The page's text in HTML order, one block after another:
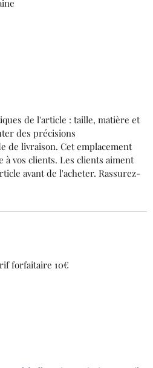
de l'article : taille, matière et
des précisions
de livraison. Cet emplacement
vos clients. Les clients aiment
avant de l'acheter. Rassurez-
forfaitaire 10€